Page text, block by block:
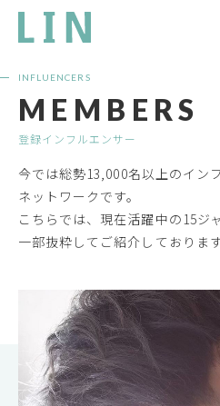
INFLUENCERS
MEMBERS
登録インフルエンサー
今では総勢13,000名以上のイン
ネットワークです。
こちらでは、現在活躍中の15ジ
一部抜粋してご紹介しております